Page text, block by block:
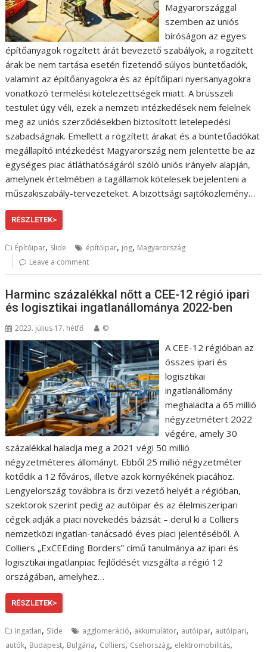
Magyarországgal
szemben az uniós
bíróságon az egyes
építőanyagok rögzített árát bevezető szabályok, a rögzített
árak be nem tartása esetén fizetendő súlyos büntetőadók,
valamint az építőanyagokra és az építőipari nyersanyagokra
vonatkozó termelési kötelezettségek miatt. A brüsszeli
testület úgy véli, ezek a nemzeti intézkedések nem felelnek
meg az uniós szerződésekben biztosított letelepedési
szabadságnak. Emellett a rögzített árakat és a büntetőadókat
megállapító intézkedést Magyarország nem jelentette be az
egységes piac átláthatóságáról szóló uniós irányelv alapján,
amelynek értelmében a tagállamok kötelesek bejelenteni a
műszakiszabály-tervezeteket. A bizottsági sajtóközlemény…
RÉSZLETEK>
Építőipar, Slide építőipar, jog, Magyarország
Leave a comment
Harminc százalékkal nőtt a CEE-12 régió ipari
és logisztikai ingatlanállománya 2022-ben
2023. július 17. hétfő ©
A CEE-12 régióban az
összes ipari és
logisztikai
ingatlanállomány
meghaladta a 65 millió
négyzetmétert 2022
végére, amely 30
százalékkal haladja meg a 2021 végi 50 millió
négyzetméteres állományt. Ebből 25 millió négyzetméter
kötődik a 12 főváros, illetve azok környékének piacához.
Lengyelország továbbra is őrzi vezető helyét a régióban,
szektorok szerint pedig az autóipar és az élelmiszeripari
cégek adják a piaci növekedés bázisát – derül ki a Colliers
nemzetközi ingatlan-tanácsadó éves piaci jelentéséből. A
Colliers „ExCEEding Borders” című tanulmánya az ipari és
logisztikai ingatlanpiac fejlődését vizsgálta a régió 12
országában, amelyhez…
RÉSZLETEK>
Ingatlan, Slide agglomeráció, akkumulátor, autóipar, autóipari,
autók, Budapest, Bulgária, Colliers, Csehország, elektromobilitás,